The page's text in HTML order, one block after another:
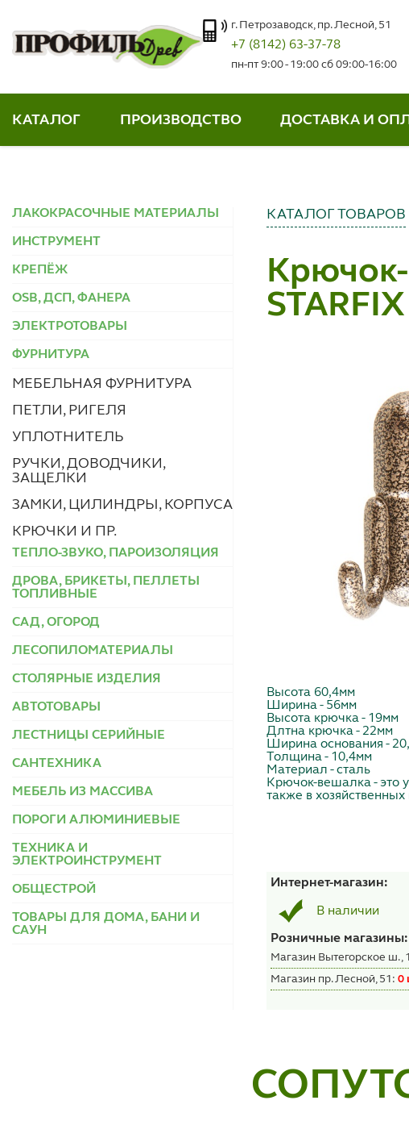
г. Петрозаводск, пр. Лесной, 51
+7 (8142) 63-37-78
пн-пт 9:00 - 19:00 сб 09:00-16:00
КАТАЛОГ ПРОИЗВОДСТВО ДОСТАВКА И
ЛАКОКРАСОЧНЫЕ МАТЕРИАЛЫ
ИНСТРУМЕНТ
КРЕПЁЖ
OSB, ДСП, ФАНЕРА
ЭЛЕКТРОТОВАРЫ
ФУРНИТУРА
МЕБЕЛЬНАЯ ФУРНИТУРА
ПЕТЛИ, РИГЕЛЯ
УПЛОТНИТЕЛЬ
РУЧКИ, ДОВОДЧИКИ,
ЗАЩЕЛКИ
ЗАМКИ, ЦИЛИНДРЫ, КОРПУСА
КРЮЧКИ И ПР.
ТЕПЛО-ЗВУКО, ПАРОИЗОЛЯЦИЯ
ДРОВА, БРИКЕТЫ, ПЕЛЛЕТЫ
ТОПЛИВНЫЕ
САД, ОГОРОД
ЛЕСОПИЛОМАТЕРИАЛЫ
СТОЛЯРНЫЕ ИЗДЕЛИЯ
АВТОТОВАРЫ
ЛЕСТНИЦЫ СЕРИЙНЫЕ
САНТЕХНИКА
МЕБЕЛЬ ИЗ МАССИВА
ПОРОГИ АЛЮМИНИЕВЫЕ
ТЕХНИКА И
ЭЛЕКТРОИНСТРУМЕНТ
ОБЩЕСТРОЙ
ТОВАРЫ ДЛЯ ДОМА, БАНИ И
САУН
КАТАЛОГ ТОВАРОВ
STARFIX
Высота 60,4мм
Ширина - 56мм
Высота крючка - 19мм
Длтна крючка - 22мм
Ширина основания -
Толщина - 10,4мм
Материал - сталь
Крючок-вешалка - это
также в
Интернет-магазин:
В наличии
Розничные магазины:
Магазин Вытегорское ш.,
Магазин пр. Лесной, 51:0